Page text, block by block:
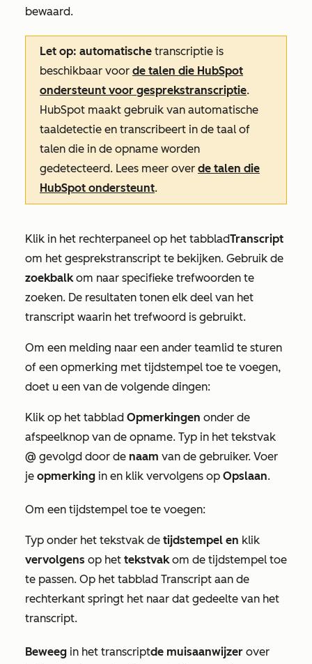
bewaard.
Let op: automatische transcriptie is
beschikbaar voor de talen die HubSpot
ondersteunt voor gesprekstranscriptie.
HubSpot maakt gebruik van automatische
taaldetectie en transcribeert in de taal of
talen die in de opname worden
gedetecteerd. Lees meer over de talen die
HubSpot ondersteunt.
Klik in het rechterpaneel op het tabbladTranscript
om het gesprekstranscript te bekijken. Gebruik de
zoekbalkom naar specifieke trefwoorden te
zoeken. De resultaten tonen elk deel van het
transcript waarin het trefwoord is gebruikt.
Om een melding naar een ander teamlid te sturen
of een opmerking met tijdstempel toe te voegen,
doet u een van de volgende dingen:
Klik op het tabblad Opmerkingen onder de
afspeelknop van de opname. Typ in het tekstvak
@ gevolgd door de naam van de gebruiker. Voer
je opmerking in en klik vervolgens op Opslaan.
Om een tijdstempel toe te voegen:
Typ onder het tekstvak de tijdstempel en klik
vervolgens op het tekstvakom de tijdstempel toe
te passen. Op het tabblad Transcript aan de
rechterkant springt het naar dat gedeelte van het
transcript.
Beweeg in het transcriptde muisaanwijzer over